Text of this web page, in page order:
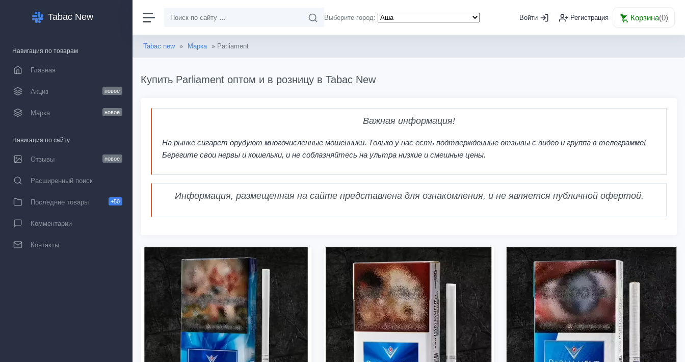
Tabac New
Навигация по товарам
Главная
Акциз новое
Марка новое
Навигация по сайту
Отзывы новое
Расширенный поиск
Последние товары +50
Комментарии
Контакты
Выберите город: Войти Регистрация Корзина(0)
Tabac new » Марка » Parliament
Купить Parliament оптом и в розницу в Tabac New
Важная информация!
На рынке сигарет орудуют многочисленные мошенники. Только у нас есть подтвержденные отзывы с видео и группа в телеграмме!
Берегите свои нервы и кошельки, и не соблазняйтесь на ультра низкие и смешные цены.
Информация, размещенная на сайте представлена для ознакомления, и не является публичной офертой.